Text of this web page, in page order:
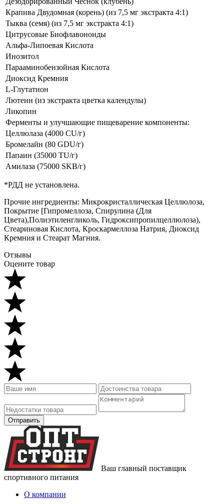
Крапива Двудомная (корень) (из 7,5 мг экстракта 4:1)
Тыква (семя) (из 7,5 мг экстракта 4:1)
Цитрусовые Биофлавоноиды
Альфа-Липоевая Кислота
Инозитол
Парааминобензойная Кислота
Диоксид Кремния
L-Глутатион
Лютеин (из экстракта цветка календулы)
Ликопин
Ферменты и улучшающие пищеварение компоненты:
Целлюлаза (4000 CU/г)
Бромелайн (80 GDU/г)
Папаин (35000 TU/г)
Амилаза (75000 SKB/г)
*РДД не установлена.
Прочие ингредиенты: Микрокристаллическая Целлюлоза,
Покрытие [Гипромеллоза, Спирулина (Для
Цвета),Полиэтиленгликоль, Гидроксипропилцеллюлоза),
Стеариновая Кислота, Кроскармеллоза Натрия, Диоксид
Кремния и Стеарат Магния.
Отзывы
Оцените товар
Ваш главный поставщик
спортивного питания
О компании